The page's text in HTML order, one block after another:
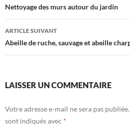
des
articles
Nettoyage des murs autour du jardin
ARTICLE SUIVANT
Abeille de ruche, sauvage et abeille
LAISSER UN COMMENTAIRE
Votre adresse e-mail ne sera pas publiée.
sont indiqués avec *